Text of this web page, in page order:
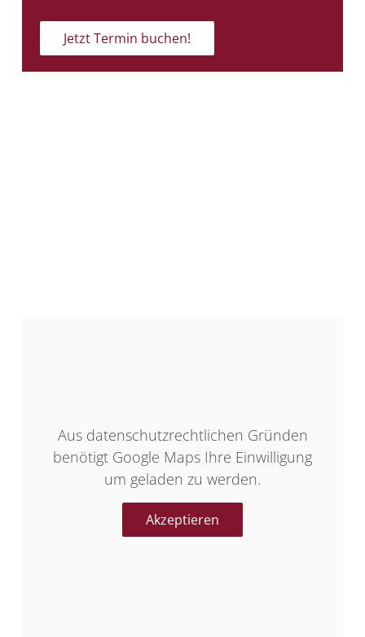
Jetzt Termin buchen!
Aus datenschutzrechtlichen Gründen
benötigt Google Maps Ihre Einwilligung
um geladen zu werden.
Akzeptieren